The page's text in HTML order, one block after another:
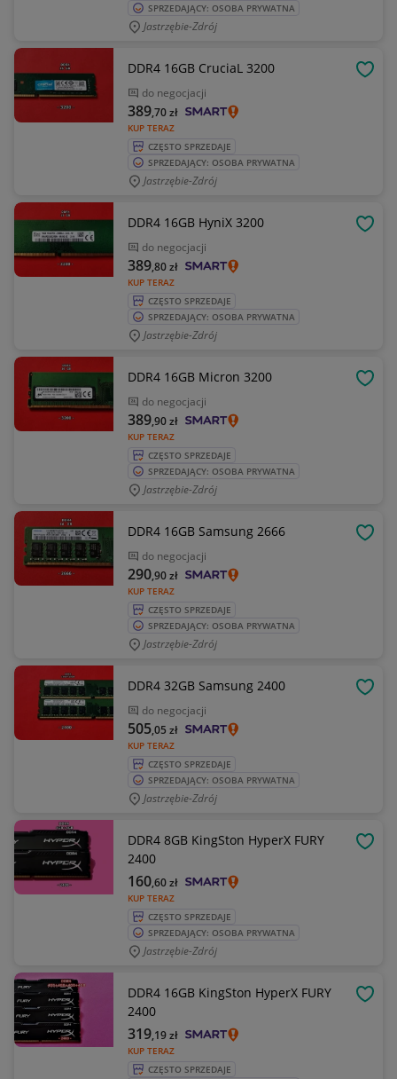
SPRZEDAJĄCY: OSOBA PRYWATNA
Jastrzębie-Zdrój
DDR4 16GB CruciaL 3200
do negocjacji
KUP TERAZ
389,70zł
CZĘSTO SPRZEDAJE
SPRZEDAJĄCY: OSOBA PRYWATNA
Jastrzębie-Zdrój
DDR4 16GB HyniX 3200
do negocjacji
KUP TERAZ
389,80zł
CZĘSTO SPRZEDAJE
SPRZEDAJĄCY: OSOBA PRYWATNA
Jastrzębie-Zdrój
DDR4 16GB Micron 3200
do negocjacji
KUP TERAZ
389,90zł
CZĘSTO SPRZEDAJE
SPRZEDAJĄCY: OSOBA PRYWATNA
Jastrzębie-Zdrój
DDR4 16GB Samsung 2666
do negocjacji
KUP TERAZ
290,90zł
CZĘSTO SPRZEDAJE
SPRZEDAJĄCY: OSOBA PRYWATNA
Jastrzębie-Zdrój
DDR4 32GB Samsung 2400
do negocjacji
KUP TERAZ
505,05 zł
CZĘSTO SPRZEDAJE
SPRZEDAJĄCY: OSOBA PRYWATNA
Jastrzębie-Zdrój
DDR4 8GB KingSton HyperX FURY
2400
KUP TERAZ
160,60zł
CZĘSTO SPRZEDAJE
SPRZEDAJĄCY: OSOBA PRYWATNA
Jastrzębie-Zdrój
DDR4 16GB KingSton HyperX FURY
2400
KUP TERAZ
319,19zł
CZĘSTO SPRZEDAJE